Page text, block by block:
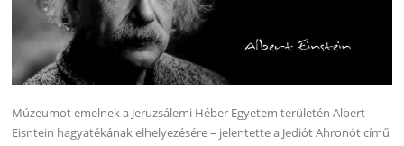
Múzeumot emelnek a Jeruzsálemi Héber Egyetem területén Albert
Eisntein hagyatékának elhelyezésére – jelentette a Jediót Ahronót című